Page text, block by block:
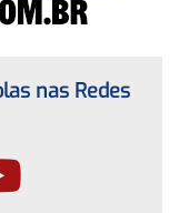
nas Redes